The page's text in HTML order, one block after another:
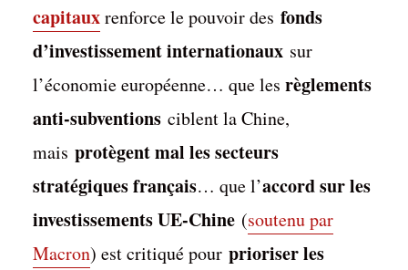
capitauxrenforce le pouvoir des fonds
d’investissement internationauxsur
l’économie européenne… que les règlements
anti-subventionsciblent la Chine,
mais protègent mal les secteurs
stratégiques français… que l’accord sur les
investissements UE-Chine(soutenu par
Macron) est critiqué pour prioriser les